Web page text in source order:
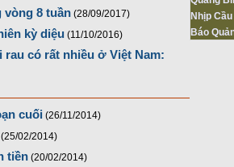
vòng 8 tuần (28/09/2017)
kỳ diệu (11/10/2016)
có rất nhiều ở Việt Nam:
cuối (26/11/2014)
(25/02/2014)
tiền (20/02/2014)
Nhịp Cầu
Báo